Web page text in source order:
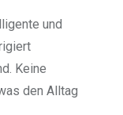
und
Keine
den Alltag